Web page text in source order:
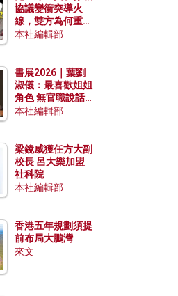
協議變衝突導火
線，雙方為何重啟
戰爭？伊朗一早洞
本社編輯部
書展2026｜葉劉
淑儀：最喜歡姐姐
角色 無官職說話
包袱少
本社編輯部
梁鏡威獲任方大副
校長 呂大樂加盟
社科院
本社編輯部
香港五年規劃須提
前布局大鵬灣
來文